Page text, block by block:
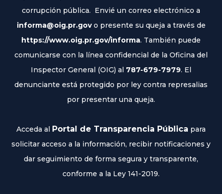
corrupción pública. Envié un correo electrónico a
informa@oig.pr.govo presente su queja a través de
https://www.oig.pr.gov/informa. También puede
comunicarse con la línea confidencial de la Oficina del
Inspector General (OIG) al 787-679-7979. El
denunciante está protegido por ley contra represalias
por presentar una queja.
Acceda al Portal de Transparencia Pública para
solicitar acceso a la información, recibir notificaciones y
dar seguimiento de forma segura y transparente,
conforme a la Ley 141-2019.